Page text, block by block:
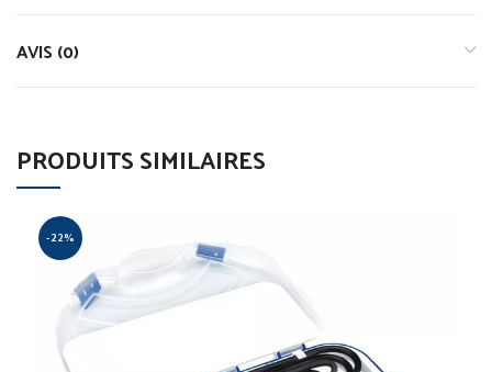
AVIS (0)
PRODUITS SIMILAIRES
-22%